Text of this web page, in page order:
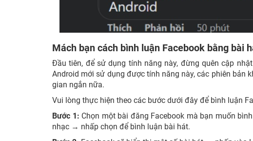
Mách bạn cách bình luận Facebook bằng bài
Đầu tiên, để sử dụng tính năng này, đừng quên cập
Android mới sử dụng được tính năng này, các phiên bản
gian ngắn nữa.
Vui lòng thực hiện theo các bước dưới đây để bình luận
Bước 1: Chọn một bài đăng Facebook mà bạn muốn
nhạc → nhấp chọn để bình luận bài hát.